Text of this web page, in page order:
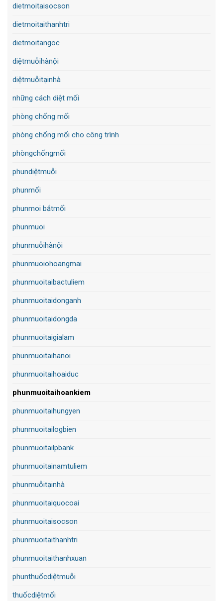
dietmoitaisocson
dietmoitaithanhtri
dietmoitangoc
diệtmuỗihànội
diệtmuỗitạinhà
những cách diệt mối
phòng chống mối
phòng chống mối cho công trình
phòngchốngmối
phundiệtmuỗi
phunmối
phunmoi bắtmối
phunmuoi
phunmuỗihànội
phunmuoiohoangmai
phunmuoitaibactuliem
phunmuoitaidonganh
phunmuoitaidongda
phunmuoitaigialam
phunmuoitaihanoi
phunmuoitaihoaiduc
phunmuoitaihoankiem
phunmuoitaihungyen
phunmuoitailogbien
phunmuoitailpbank
phunmuoitainamtuliem
phunmuỗitạinhà
phunmuoitaiquocoai
phunmuoitaisocson
phunmuoitaithanhtri
phunmuoitaithanhxuan
phunthuốcdiệtmuỗi
thuốcdiệtmối